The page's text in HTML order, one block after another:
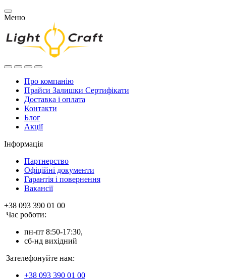
Меню
Про компанію
Прайси Залишки Сертифікати
Доставка і оплата
Контакти
Блог
Акції
Інформація
Партнерство
Офіційні документи
Гарантія і повернення
Вакансії
+38 093 390 01 00
Час роботи:
пн-пт 8:50-17:30,
сб-нд вихідний
Зателефонуйте нам:
+38 093 390 01 00